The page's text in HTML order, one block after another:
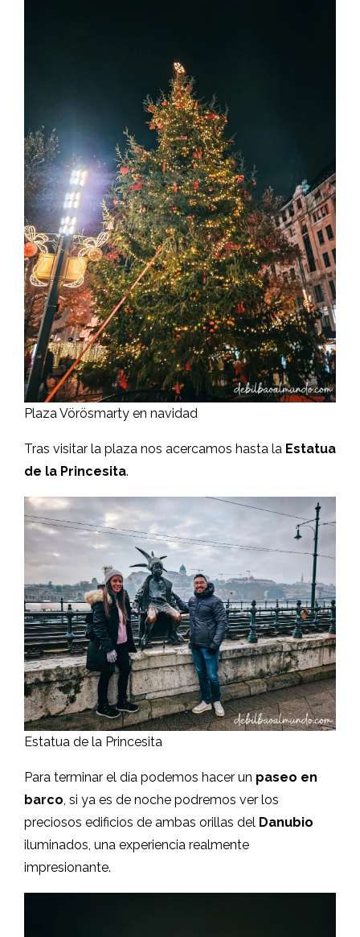
Plaza Vörösmarty en navidad
Tras visitar la plaza nos acercamos hasta la Estatua
de la Princesita.
Estatua de la Princesita
Para terminar el día podemos hacer un paseo en
barco, si ya es de noche podremos ver los
preciosos edificios de ambas orillas del Danubio
iluminados, una experiencia realmente
impresionante.